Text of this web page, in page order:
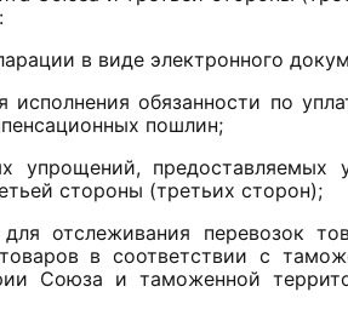
в виде электронного
исполнения обязанности по
пошлин;
упрощений, предоставляемых
стороны (третьих сторон);
отслеживания перевозок
в соответствии с
Союза и таможенной